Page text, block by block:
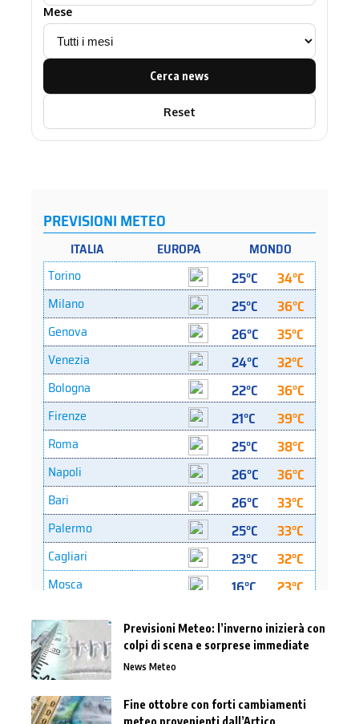
Mese
Cerca news
Reset
Previsioni Meteo: l’inverno inizierà con
colpi di scena e sorprese immediate
News Meteo
Fine ottobre con forti cambiamenti
meteo provenienti dall’Artico